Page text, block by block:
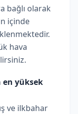
bağlı olarak
içinde
hava
en yüksek
ve ilkbahar